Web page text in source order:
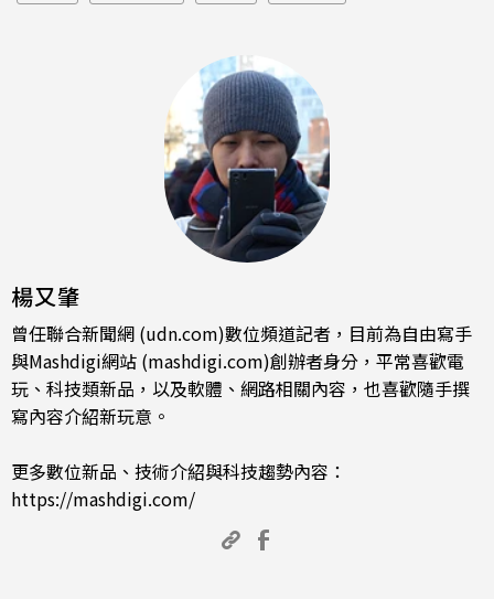
楊又肇
曾任聯合新聞網 (udn.com)數位頻道記者，目前為自由寫手
與Mashdigi網站 (mashdigi.com)創辦者身分，平常喜歡電
玩、科技類新品，以及軟體、網路相關內容，也喜歡隨手撰
寫內容介紹新玩意。
更多數位新品、技術介紹與科技趨勢內容：
https://mashdigi.com/